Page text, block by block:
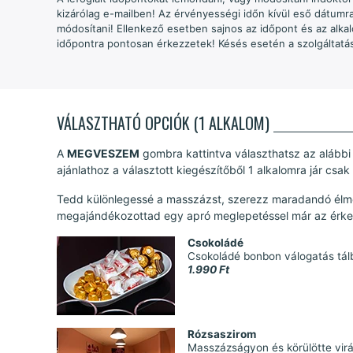
kizárólag e-mailben! Az érvényességi időn kívül eső
módosítani! Ellenkező esetben sajnos az időpont és az
időpontra pontosan érkezzetek! Késés esetén a
VÁLASZTHATÓ OPCIÓK (1 ALKALOM)
A MEGVESZEM gombra kattintva választhatsz az
ajánlathoz a választott kiegészítőből 1 alkalomra jár
Tedd különlegessé a masszázst, szerezz maradandó
megajándékozottad egy apró meglepetéssel már az
Csokoládé
Csokoládé bonbon válogatás
1.990 Ft
Rózsaszirom
Masszázságyon és körülötte